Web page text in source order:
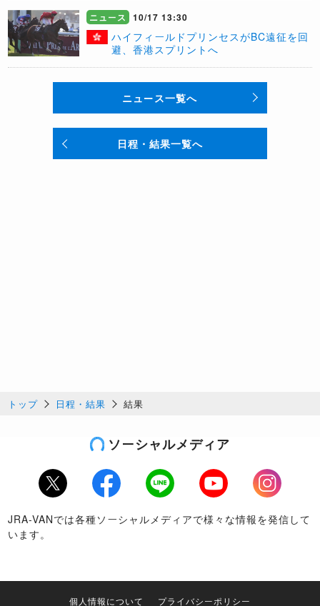
ニュース 10/17 13:30
​ハイフィールドプリンセスがBC遠征を回
避、香港スプリントへ
ニュース一覧へ
日程・結果一覧へ
トップ 日程・結果 結果
ソーシャルメディア
Twitter Facebook LINE Youtube
Instagram
JRA-VANでは各種ソーシャルメディアで様々な情報を発信して
います。
個人情報について プライバシーポリシー